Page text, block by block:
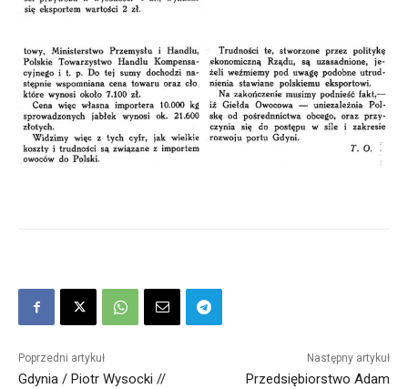
Poprzedni artykuł
Gdynia / Piotr Wysocki //
Następny artykuł
Przedsiębiorstwo Adam